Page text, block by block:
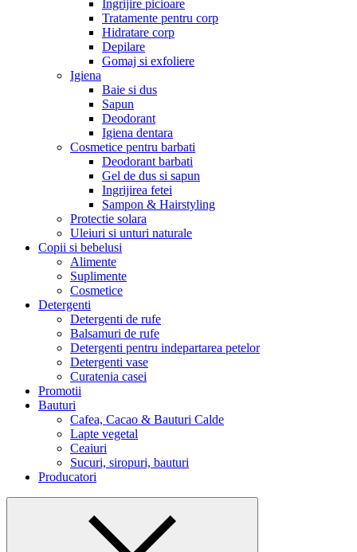
Ingrijire picioare
Tratamente pentru corp
Hidratare corp
Depilare
Gomaj si exfoliere
Igiena
Baie si dus
Sapun
Deodorant
Igiena dentara
Cosmetice pentru barbati
Deodorant barbati
Gel de dus si sapun
Ingrijirea fetei
Sampon & Hairstyling
Protectie solara
Uleiuri si unturi naturale
Copii si bebelusi
Alimente
Suplimente
Cosmetice
Detergenti
Detergenti de rufe
Balsamuri de rufe
Detergenti pentru indepartarea petelor
Detergenti vase
Curatenia casei
Promotii
Bauturi
Cafea, Cacao & Bauturi Calde
Lapte vegetal
Ceaiuri
Sucuri, siropuri, bauturi
Producatori